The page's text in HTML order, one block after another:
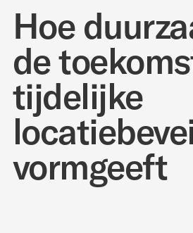
Hoe
de
tijdelijke
vormgeeft